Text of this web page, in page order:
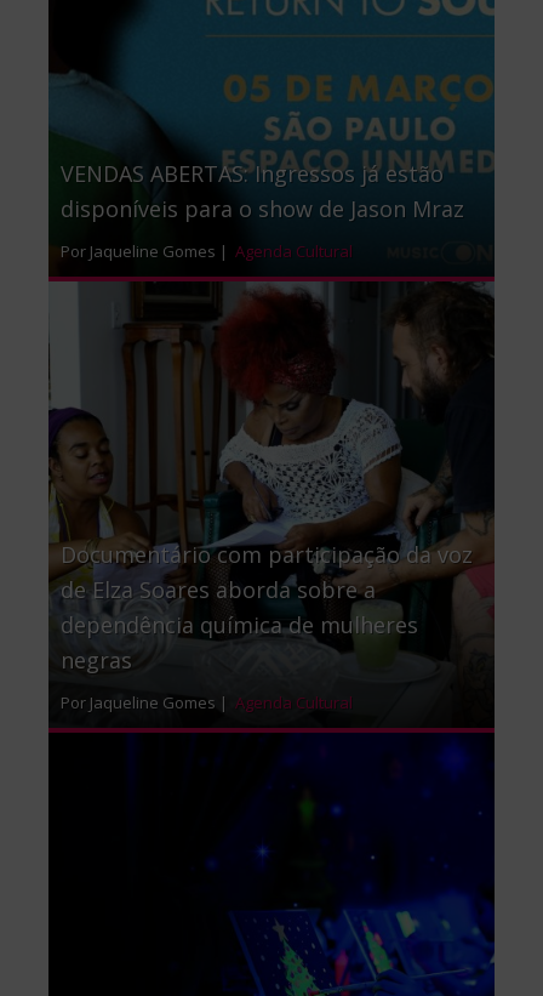
VENDAS ABERTAS: Ingressos já estão
disponíveis para o show de Jason Mraz
Por Jaqueline Gomes | Agenda Cultural
Documentário com participação da voz
de Elza Soares aborda sobre a
dependência química de mulheres
negras
Por Jaqueline Gomes | Agenda Cultural